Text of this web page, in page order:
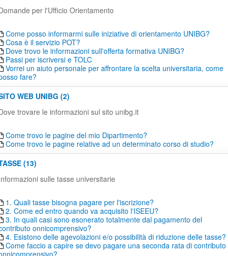
per l'Ufficio Orientamento
Come posso informarmi sulle iniziative di orientamento UNIBG?
Cosa è il servizio POT?
Dove trovo le informazioni sull'offerta formativa UNIBG?
Passi per iscriversi e TOLC
Vorrei un aiuto personale per affrontare la scelta universitaria, come
fare?
WEB UNIBG (2)
trovare le informazioni sul sito unibg.it
Come trovo le pagine del mio Dipartimento?
Come trovo le pagine relative ad un determinato corso di studio?
(13)
sulle tasse universitarie
1. Quali tasse bisogna pagare per l'iscrizione?
2. Come ed entro quando va acquisito l'ISEEU?
3. In quali casi sono esonerato totalmente dal pagamento del
onnicomprensivo?
4. Esistono delle agevolazioni e/o possibilità di riduzione delle tasse?
Come faccio a capire se devo pagare una seconda rata di contributo